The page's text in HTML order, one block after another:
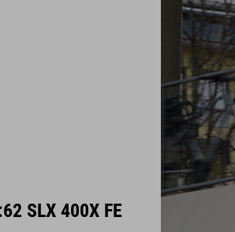
SLX 400X FE